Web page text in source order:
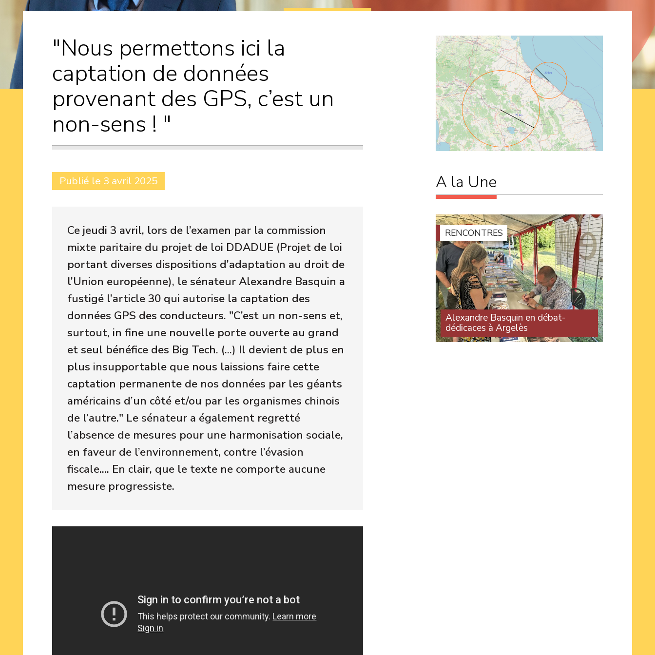
"Nous permettons ici la
captation de données
provenant des GPS, c’est un
non-sens ! "
Publié le 3 avril 2025
Ce jeudi 3 avril, lors de l’examen par la commission
mixte paritaire du projet de loi DDADUE (Projet de loi
portant diverses dispositions d’adaptation au droit de
l’Union européenne), le sénateur Alexandre Basquin a
fustigé l’article 30 qui autorise la captation des
données GPS des conducteurs. "C’est un non-sens et,
surtout, in fine une nouvelle porte ouverte au grand
et seul bénéfice des Big Tech. (...) Il devient de plus en
plus insupportable que nous laissions faire cette
captation permanente de nos données par les géants
américains d’un côté et/ou par les organismes chinois
de l’autre." Le sénateur a également regretté
l’absence de mesures pour une harmonisation sociale,
en faveur de l’environnement, contre l’évasion
fiscale.... En clair, que le texte ne comporte aucune
mesure progressiste.
A la Une
RENCONTRES
Alexandre Basquin en débat-
dédicaces à Argelès
Une centaine de personnes ont assisté à